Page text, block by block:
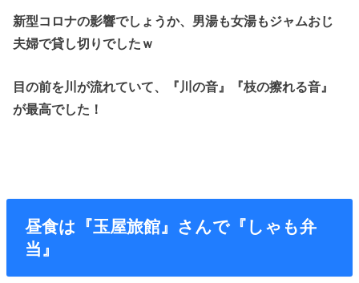
新型コロナの影響でしょうか、男湯も女湯もジャムおじ
夫婦で貸し切りでしたｗ
目の前を川が流れていて、『川の音』『枝の擦れる音』
が最高でした！
昼食は『玉屋旅館』さんで『しゃも弁
当』